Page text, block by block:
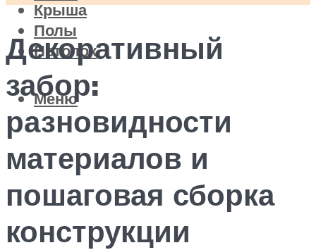
Крыша
Полы
Потолок
Меню
Декоративный
забор:
разновидности
материалов и
пошаговая сборка
конструкции